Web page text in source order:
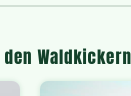
Waldkickern